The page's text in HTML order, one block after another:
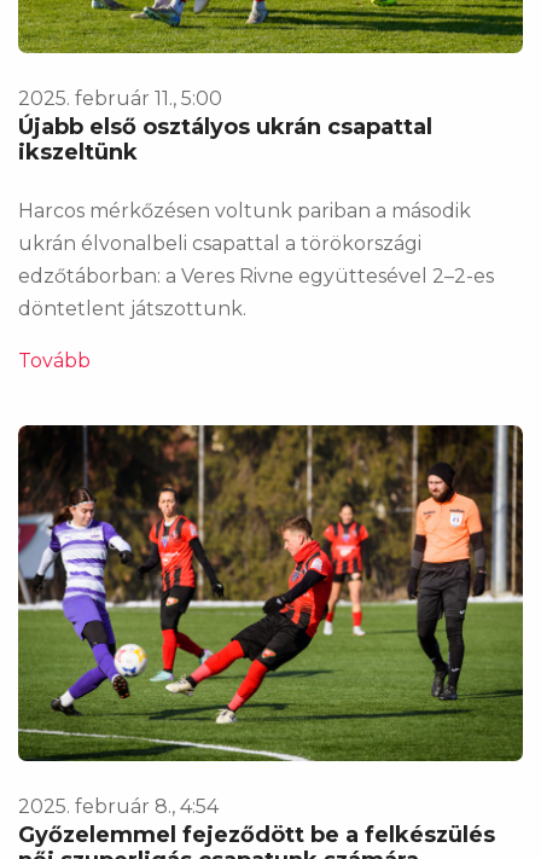
2025. február 11., 5:00
Újabb első osztályos ukrán csapattal
ikszeltünk
Harcos mérkőzésen voltunk pariban a második
ukrán élvonalbeli csapattal a törökországi
edzőtáborban: a Veres Rivne együttesével 2–2-es
döntetlent játszottunk.
Tovább
2025. február 8., 4:54
Győzelemmel fejeződött be a felkészülés